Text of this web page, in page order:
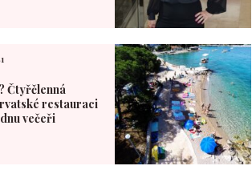
Čtyřčlenná
restauraci
večeři